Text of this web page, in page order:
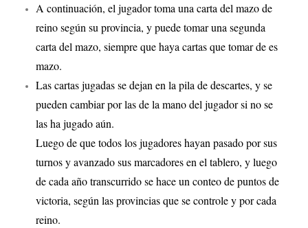
A continuación, el jugador toma una carta del mazo de
reino según su provincia, y puede tomar una segunda
carta del mazo, siempre que haya cartas que tomar de es
mazo.
Las cartas jugadas se dejan en la pila de descartes, y se
pueden cambiar por las de la mano del jugador si no se
las ha jugado aún.
Luego de que todos los jugadores hayan pasado por sus
turnos y avanzado sus marcadores en el tablero, y luego
de cada año transcurrido se hace un conteo de puntos de
victoria, según las provincias que se controle y por cada
reino.